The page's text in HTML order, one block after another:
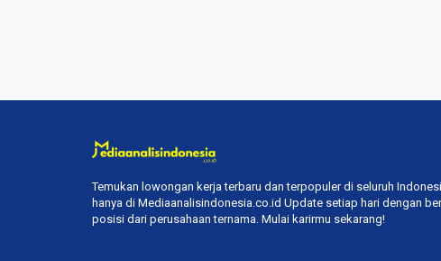
Temukan lowongan kerja terbaru dan terpopuler di seluruh
hanya di Mediaanalisindonesia.co.id Update setiap hari dengan
posisi dari perusahaan ternama. Mulai karirmu sekarang!